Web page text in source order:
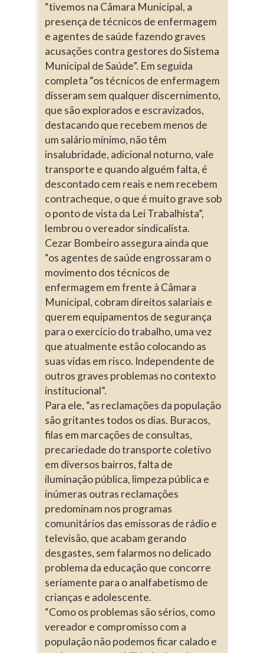
“tivemos na Câmara Municipal, a
presença de técnicos de enfermagem
e agentes de saúde fazendo graves
acusações contra gestores do Sistema
Municipal de Saúde”. Em seguida
completa “os técnicos de enfermagem
disseram sem qualquer discernimento,
que são explorados e escravizados,
destacando que recebem menos de
um salário mínimo, não têm
insalubridade, adicional noturno, vale
transporte e quando alguém falta, é
descontado cem reais e nem recebem
contracheque, o que é muito grave sob
o ponto de vista da Lei Trabalhista”,
lembrou o vereador sindicalista.
Cezar Bombeiro assegura ainda que
“os agentes de saúde engrossaram o
movimento dos técnicos de
enfermagem em frente à Câmara
Municipal, cobram direitos salariais e
querem equipamentos de segurança
para o exercício do trabalho, uma vez
que atualmente estão colocando as
suas vidas em risco. Independente de
outros graves problemas no contexto
institucional”.
Para ele, “as reclamações da população
são gritantes todos os dias. Buracos,
filas em marcações de consultas,
precariedade do transporte coletivo
em diversos bairros, falta de
iluminação pública, limpeza pública e
inúmeras outras reclamações
predominam nos programas
comunitários das emissoras de rádio e
televisão, que acabam gerando
desgastes, sem falarmos no delicado
problema da educação que concorre
seriamente para o analfabetismo de
crianças e adolescente.
“Como os problemas são sérios, como
vereador e compromisso com a
população não podemos ficar calado e